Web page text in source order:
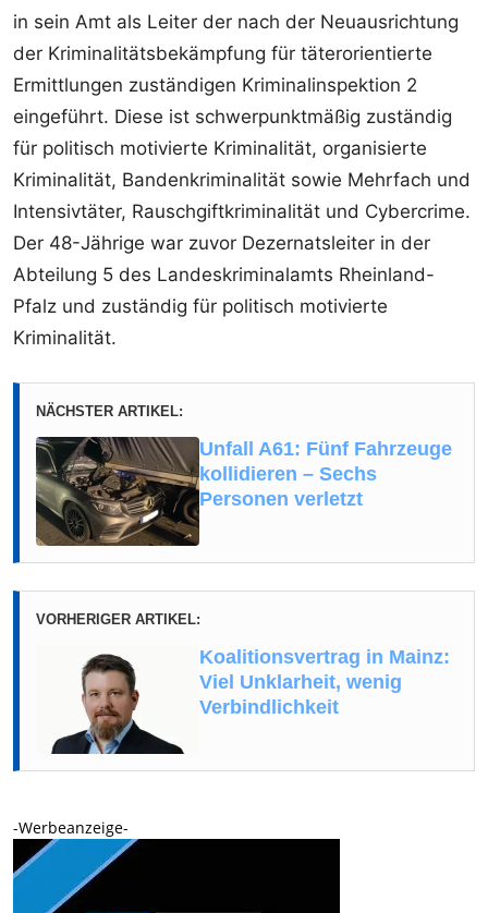
in sein Amt als Leiter der nach der Neuausrichtung
der Kriminalitätsbekämpfung für täterorientierte
Ermittlungen zuständigen Kriminalinspektion 2
eingeführt. Diese ist schwerpunktmäßig zuständig
für politisch motivierte Kriminalität, organisierte
Kriminalität, Bandenkriminalität sowie Mehrfach und
Intensivtäter, Rauschgiftkriminalität und Cybercrime.
Der 48-Jährige war zuvor Dezernatsleiter in der
Abteilung 5 des Landeskriminalamts Rheinland-
Pfalz und zuständig für politisch motivierte
Kriminalität.
NÄCHSTER ARTIKEL:
Unfall A61: Fünf Fahrzeuge
kollidieren – Sechs
Personen verletzt
VORHERIGER ARTIKEL:
Koalitionsvertrag in Mainz:
Viel Unklarheit, wenig
Verbindlichkeit
-Werbeanzeige-